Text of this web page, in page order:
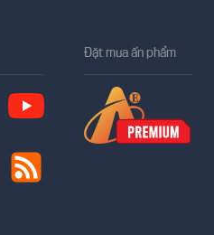
Đặt mua ấn phẩm